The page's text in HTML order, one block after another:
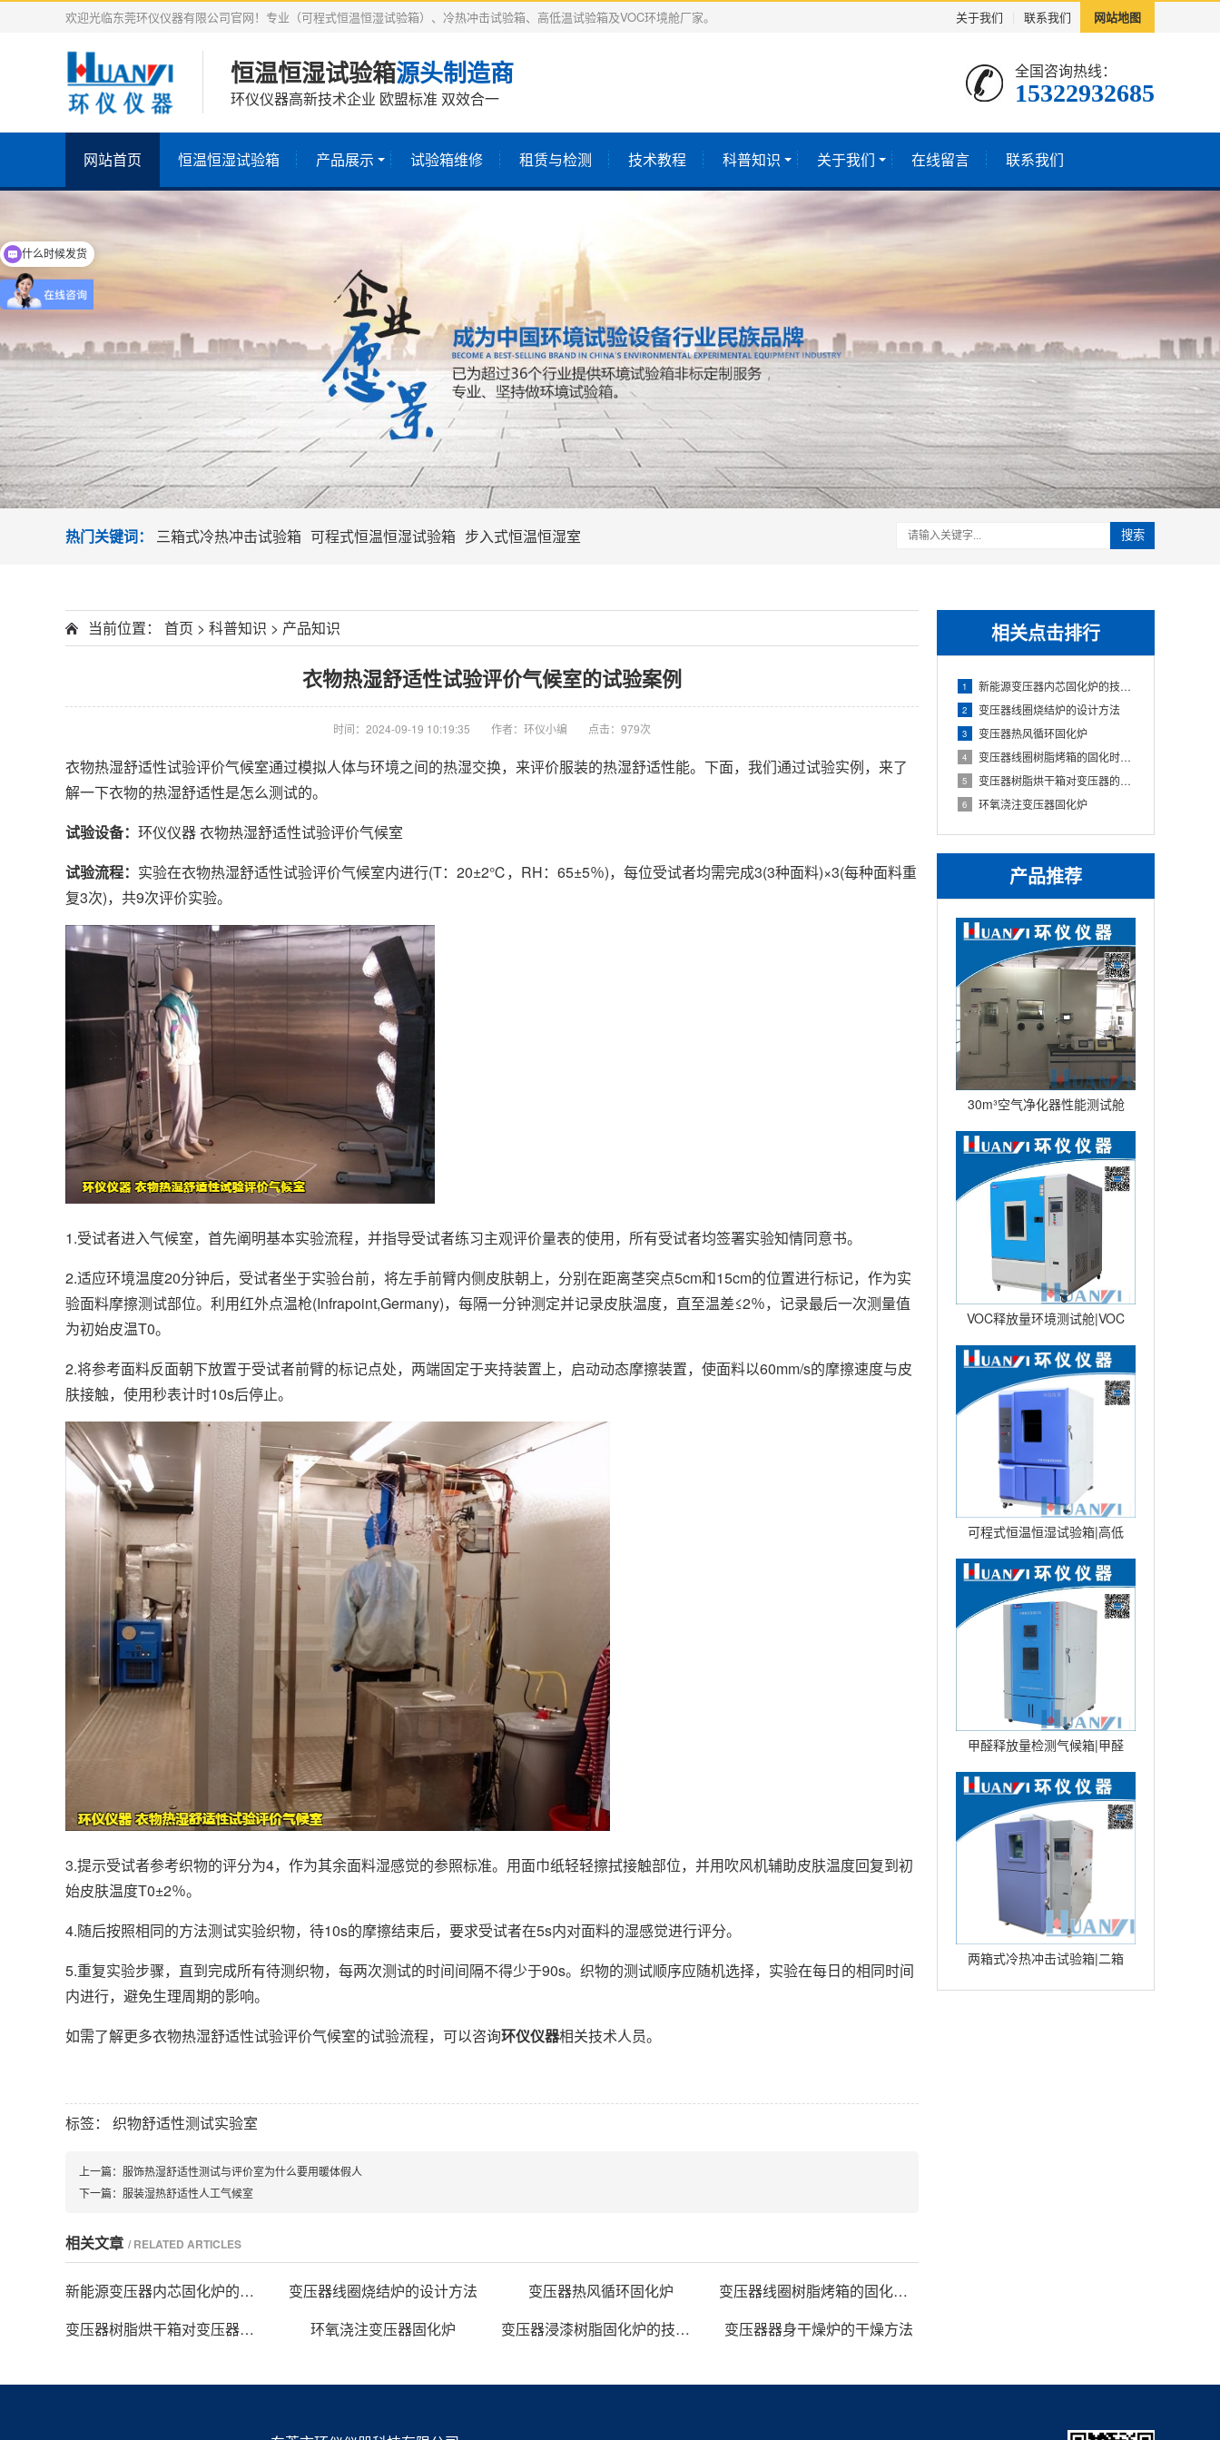
关于我们 联系我们 网站地图
欢迎光临东莞环仪仪器有限公司官网！专业（可程式恒温恒湿试验箱）、冷热冲击试验箱、高低温试验箱及VOC环境舱厂家。
恒温恒湿试验箱源头制造商
环仪仪器高新技术企业 欧盟标准 双效合一
全国咨询热线：
15322932685
网站首页 恒温恒湿试验箱 产品展示 试验箱维修 租赁与检测 技术教程 科普知识 关于我们 在线留言 联系我们
热门关键词： 三箱式冷热冲击试验箱 可程式恒温恒湿试验箱 步入式恒温恒湿室 搜索
相关点击排行
1 新能源变压器内芯固化炉的技术方案
2 变压器线圈烧结炉的设计方法
3 变压器热风循环固化炉
4 变压器线圈树脂烤箱的固化时间与温度的影响
5 变压器树脂烘干箱对变压器的固化处理方法
6 环氧浇注变压器固化炉
产品推荐
30m³空气净化器性能测试舱
(不锈钢舱）型号：HYQW-
30
VOC释放量环境测试舱|VOC
环境舱|VOC挥发性试验仓 型
可程式恒温恒湿试验箱|高低
温湿热交变试验箱|恒温恒湿
试验机
甲醛释放量检测气候箱|甲醛
环境气候箱|甲醛环境测试仓
型号：
两箱式冷热冲击试验箱|二箱
式冷热冲击试验箱|高低温冲
当前位置： 首页 > 科普知识 > 产品知识
衣物热湿舒适性试验评价气候室的试验案例
时间：2024-09-19 10:19:35 作者：环仪小编 点击： 979次
衣物热湿舒适性试验评价气候室通过模拟人体与环境之间的热湿交换，来评价服装的热湿舒适性能。下面，我们通过试验实例，来了
解一下衣物的热湿舒适性是怎么测试的。
试验设备： 环仪仪器 衣物热湿舒适性试验评价气候室
试验流程： 实验在衣物热湿舒适性试验评价气候室内进行(T：20±2℃，RH：65±5％)，每位受试者均需完成3(3种面料)×3(每种面料重
复3次)，共9次评价实验。
1.受试者进入气候室，首先阐明基本实验流程，并指导受试者练习主观评价量表的使用，所有受试者均签署实验知情同意书。
2.适应环境温度20分钟后，受试者坐于实验台前，将左手前臂内侧皮肤朝上，分别在距离茎突点5cm和15cm的位置进行标记，作为实
验面料摩擦测试部位。利用红外点温枪(Infrapoint,Germany)，每隔一分钟测定并记录皮肤温度，直至温差≤2％，记录最后一次测量值
为初始皮温T0。
2.将参考面料反面朝下放置于受试者前臂的标记点处，两端固定于夹持装置上，启动动态摩擦装置，使面料以60mm/s的摩擦速度与皮
肤接触，使用秒表计时10s后停止。
3.提示受试者参考织物的评分为4，作为其余面料湿感觉的参照标准。用面巾纸轻轻擦拭接触部位，并用吹风机辅助皮肤温度回复到初
始皮肤温度T0±2％。
4.随后按照相同的方法测试实验织物，待10s的摩擦结束后，要求受试者在5s内对面料的湿感觉进行评分。
5.重复实验步骤，直到完成所有待测织物，每两次测试的时间间隔不得少于90s。织物的测试顺序应随机选择，实验在每日的相同时间
内进行，避免生理周期的影响。
如需了解更多衣物热湿舒适性试验评价气候室的试验流程，可以咨询环仪仪器相关技术人员。
标签： 织物舒适性测试实验室
上一篇： 服饰热湿舒适性测试与评价室为什么要用暖体假人
下一篇： 服装湿热舒适性人工气候室
相关文章 / RELATED ARTICLES
新能源变压器内芯固化炉的技术方案 变压器线圈烧结炉的设计方法 变压器热风循环固化炉
变压器线圈树脂烤箱的固化时间与温度的影响
变压器树脂烘干箱对变压器的固化处理方法
环氧浇注变压器固化炉 变压器浸漆树脂固化炉的技术方案 变压器器身干燥炉的干燥方法
什么时候发货